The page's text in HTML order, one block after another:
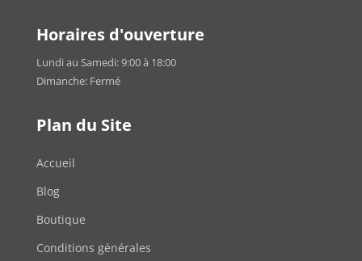
Horaires d'ouverture
Lundi au Samedi: 9:00 à 18:00
Dimanche: Fermé
Plan du Site
Accueil
Blog
Boutique
Conditions générales